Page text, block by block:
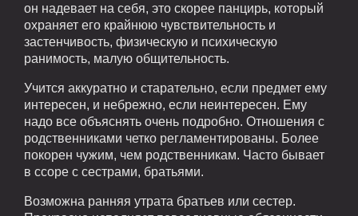
он надевает на себя, это скорее панцирь, который
охраняет его крайнюю чувствительность и
застенчивость, физическую и психическую
ранимость, малую общительность.
Учится аккуратно и старательно, если предмет ему
интересен, и небрежно, если неинтересен. Ему
надо все объяснять очень подробно. Отношения с
родственниками четко регламентированы. Более
покорен чужим, чем родственникам. Часто бывает
в ссоре с сестрами, братьями.
Возможна ранняя утрата братьев или сестер.